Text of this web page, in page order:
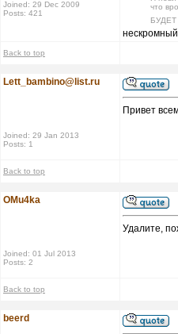
Joined: 29 Dec 2009
Posts: 421
что
Back to top
Lett_bambino@list.ru
Joined: 29 Jan 2013
Posts: 1
Привет
Back to top
OMu4ka
Joined: 01 Jul 2013
Posts: 2
Удалите,
Back to top
beerd